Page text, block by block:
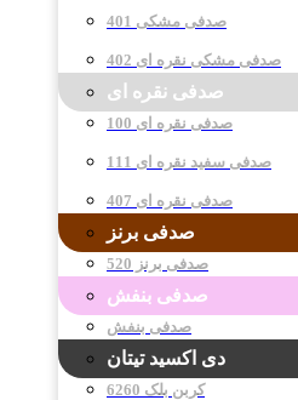
صدفی مشکی 401
صدفی مشکی نقره ای 402
صدفی نقره ای
صدفی نقره ای 100
صدفی سفید نقره ای 111
صدفی نقره ای 407
صدفی برنز
صدفی برنز 520
صدفی بنفش
صدفی بنفش
دی اکسید تیتان
کربن بلک 6260